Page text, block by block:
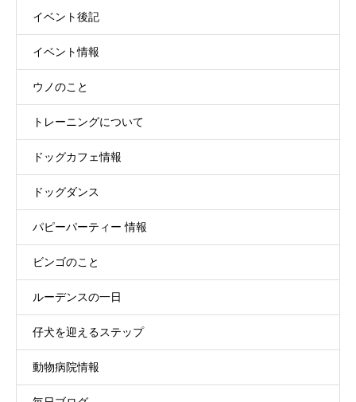
イベント後記
イベント情報
ウノのこと
トレーニングについて
ドッグカフェ情報
ドッグダンス
パピーパーティー 情報
ビンゴのこと
ルーデンスの一日
仔犬を迎えるステップ
動物病院情報